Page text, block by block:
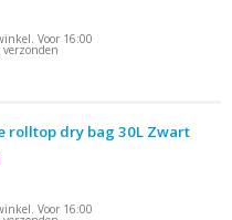
Voor 16:00
verzonden
rolltop dry bag 30L Zwart
Voor 16:00